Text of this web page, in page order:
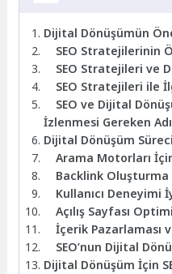
Dijital Dönüşümün
SEO Stratejilerinin
SEO Stratejileri ve
SEO Stratejileri ile
SEO ve Dijital
İzlenmesi Gereken
Dijital Dönüşüm
Arama Motorları
Backlink Oluşturma
Kullanıcı Deneyimi
Açılış Sayfası
İçerik Pazarlaması
SEO’nun Dijital
Dijital Dönüşüm İçin